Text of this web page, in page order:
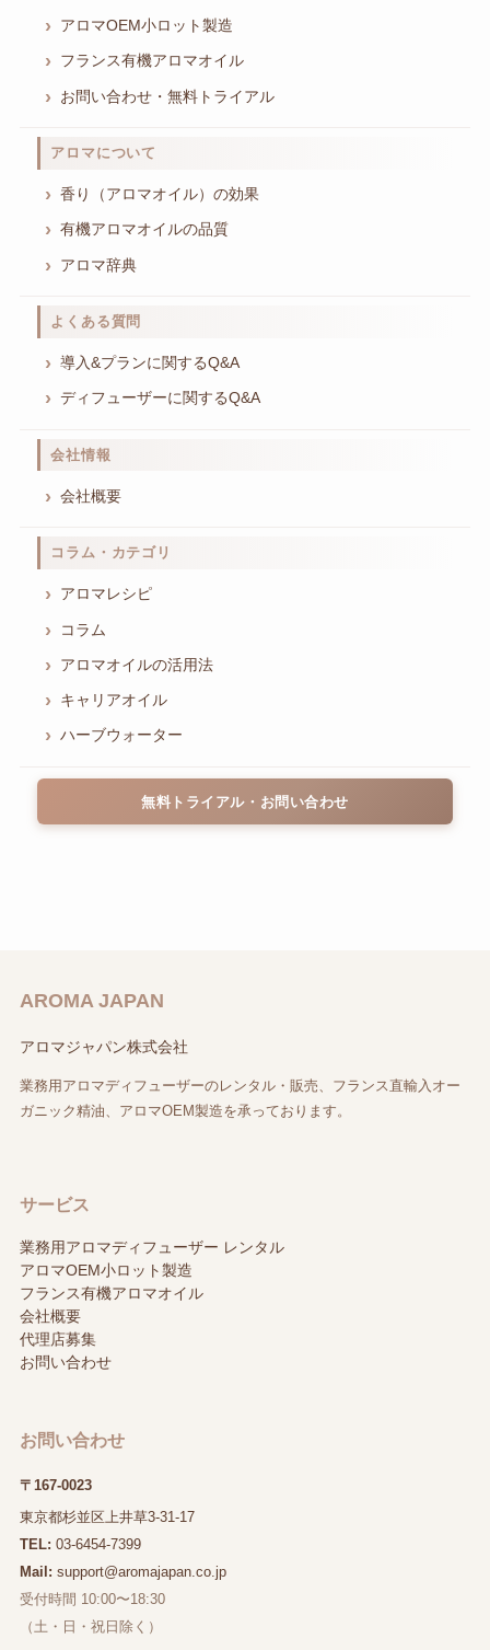
アロマOEM小ロット製造
フランス有機アロマオイル
お問い合わせ・無料トライアル
アロマについて
香り（アロマオイル）の効果
有機アロマオイルの品質
アロマ辞典
よくある質問
導入&プランに関するQ&A
ディフューザーに関するQ&A
会社情報
会社概要
コラム・カテゴリ
アロマレシピ
コラム
アロマオイルの活用法
キャリアオイル
ハーブウォーター
無料トライアル・お問い合わせ
AROMA JAPAN
アロマジャパン株式会社
業務用アロマディフューザーのレンタル・販売、フランス直輸入オー
ガニック精油、アロマOEM製造を承っております。
サービス
業務用アロマディフューザー レンタル
アロマOEM小ロット製造
フランス有機アロマオイル
会社概要
代理店募集
お問い合わせ
お問い合わせ
〒167-0023
東京都杉並区上井草3-31-17
TEL: 03-6454-7399
Mail: support@aromajapan.co.jp
受付時間 10:00〜18:30
（土・日・祝日除く）